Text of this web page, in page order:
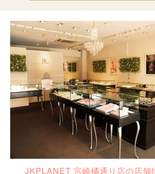
JKPLANET 宮崎橘通り店の店舗